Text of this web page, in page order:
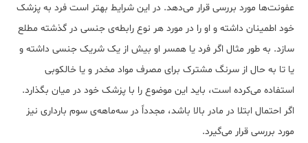
عفونت‌ها مورد بررسی قرار می‌دهد. در این شرایط بهتر است فرد به پزشک
خود اطمینان داشته و او را در مورد هر نوع رابطه‌ی جنسی در گذشته مطلع
سازد. به طور مثال اگر فرد یا همسر او بیش از یک شریک جنسی داشته و
یا تا به حال از سرنگ مشترک برای مصرف مواد مخدر و یا خالکوبی
استفاده می‌کرده است، باید این موضوع را با پزشک خود در میان بگذارد.
اگر احتمال ابتلا در مادر بالا باشد، مجدداً در سه‌ماهه‌ی سوم بارداری نیز
مورد بررسی قرار می‌گیرد.